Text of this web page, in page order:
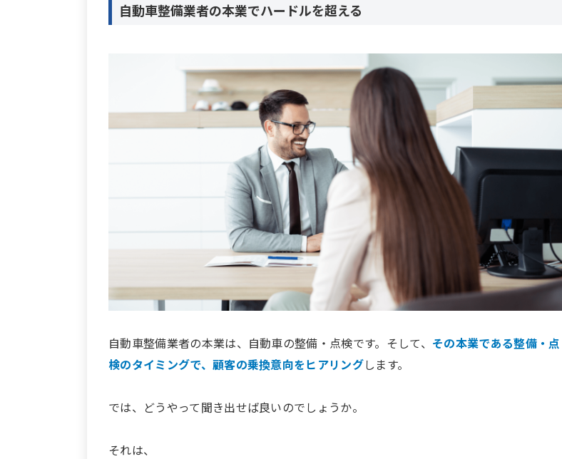
自動車整備業者の本業でハードルを超える
自動車整備業者の本業は、自動車の整備・点検です。そして、 その本業である整備・点
検のタイミングで、顧客の乗換意向をヒアリングします。
では、どうやって聞き出せば良いのでしょうか。
それは、